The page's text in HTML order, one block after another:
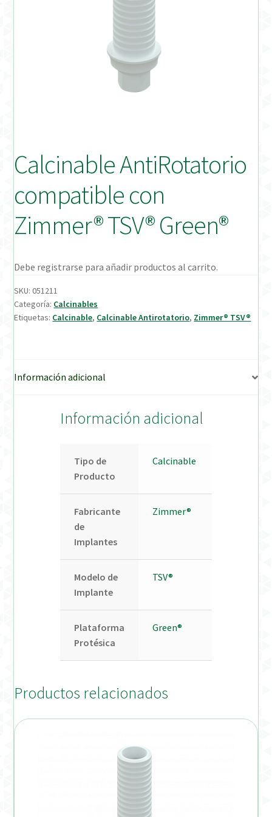
Mi cuenta
On-line Store
Productos Favoritos
Uso previsto
Verification Required
Calcinable AntiRotatorio
compatible con
Zimmer® TSV® Green®
Debe registrarse para añadir productos al carrito.
SKU:051211
Categoría: Calcinables
Etiquetas: Calcinable, Calcinable Antirotatorio, Zimmer® TSV®
Información adicional
Información adicional
Tipo de
Producto
Calcinable
Fabricante
de
Implantes
Zimmer®
Modelo de
Implante
TSV®
Plataforma
Protésica
Green®
Productos relacionados